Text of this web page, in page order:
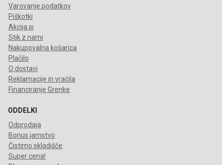
Varovanje podatkov
Piškotki
Akcija.si
Stik z nami
Nakupovalna košarica
Plačilo
O dostavi
Reklamacije in vračila
Financiranje Grenke
ODDELKI
Odprodaja
Bonus jamstvo
Čistimo skladišče
Super cena!